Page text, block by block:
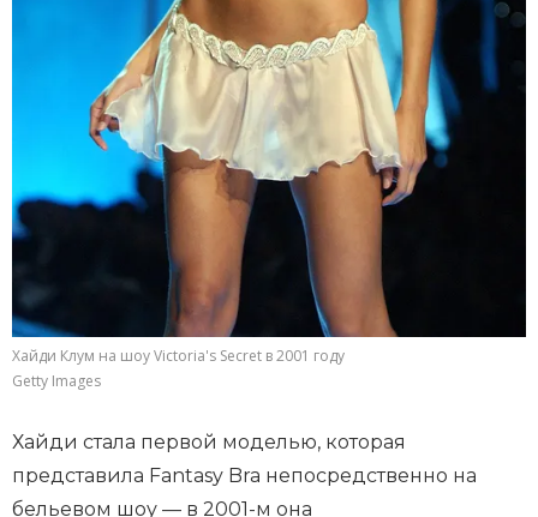
Хайди Клум на шоу Victoria's Secret в 2001 году
Getty Images
Хайди стала первой моделью, которая
представила Fantasy Bra непосредственно на
бельевом шоу — в 2001-м она